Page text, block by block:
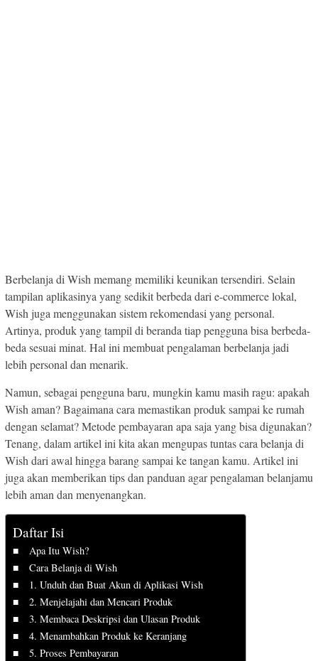
Berbelanja di Wish memang memiliki keunikan tersendiri. Selain
tampilan aplikasinya yang sedikit berbeda dari e-commerce lokal,
Wish juga menggunakan sistem rekomendasi yang personal.
Artinya, produk yang tampil di beranda tiap pengguna bisa berbeda-
beda sesuai minat. Hal ini membuat pengalaman berbelanja jadi
lebih personal dan menarik.
Namun, sebagai pengguna baru, mungkin kamu masih ragu: apakah
Wish aman? Bagaimana cara memastikan produk sampai ke rumah
dengan selamat? Metode pembayaran apa saja yang bisa digunakan?
Tenang, dalam artikel ini kita akan mengupas tuntas cara belanja di
Wish dari awal hingga barang sampai ke tangan kamu. Artikel ini
juga akan memberikan tips dan panduan agar pengalaman belanjamu
lebih aman dan menyenangkan.
Daftar Isi
Apa Itu Wish?
Cara Belanja di Wish
1. Unduh dan Buat Akun di Aplikasi Wish
2. Menjelajahi dan Mencari Produk
3. Membaca Deskripsi dan Ulasan Produk
4. Menambahkan Produk ke Keranjang
5. Proses Pembayaran